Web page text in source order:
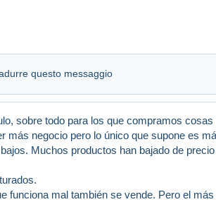
questo messaggio
sobre todo para los que compramos
negocio pero lo único que supone es
Muchos productos han bajado de
funciona mal también se vende. Pero el